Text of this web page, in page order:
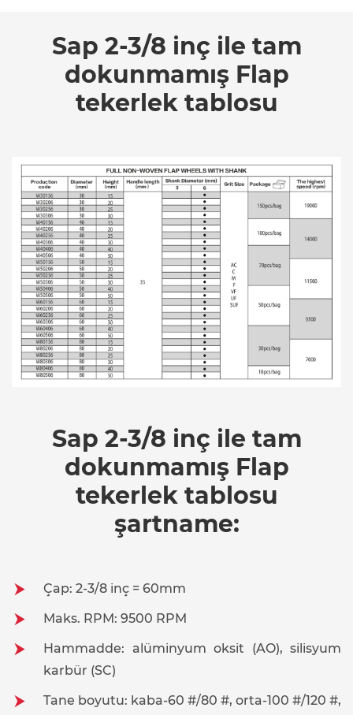
Sap 2-3/8 inç ile tam
dokunmamış Flap
tekerlek tablosu
Sap 2-3/8 inç ile tam
dokunmamış Flap
tekerlek tablosu
şartname:
Çap: 2-3/8 inç = 60mm
Maks. RPM: 9500 RPM
Hammadde: alüminyum oksit (AO), silisyum
karbür (SC)
Tane boyutu: kaba-60 #/80 #, orta-100 #/120 #,